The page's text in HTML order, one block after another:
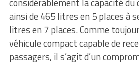
considérablement la capacité du
ainsi de 465 litres en 5 places à
litres en 7 places. Comme
véhicule compact capable de
passagers, il s’agit d’un